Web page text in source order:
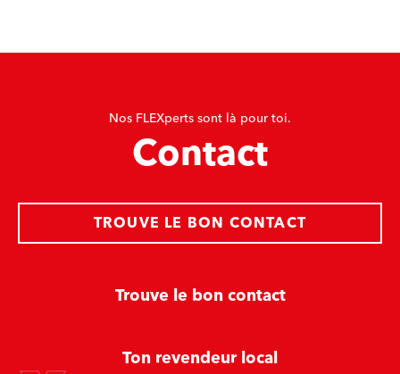
Nos FLEXperts sont là pour toi.
Contact
Trouve le bon contact
TROUVE LE BON CONTACT
Ton revendeur local